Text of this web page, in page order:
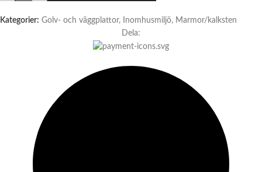
Kategorier: Golv- och väggplattor, Inomhusmiljö, Marmor/kalksten
Dela: